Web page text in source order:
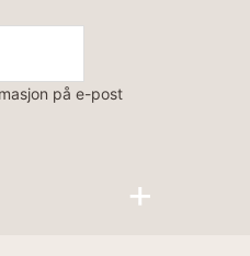
på e-post